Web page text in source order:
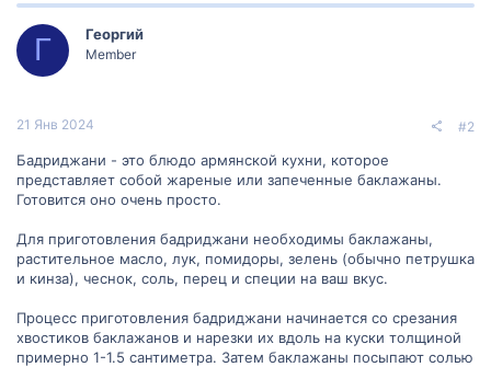
Г Георгий
Member
21 Янв 2024 #2
Бадриджани - это блюдо армянской кухни, которое
представляет собой жареные или запеченные баклажаны.
Готовится оно очень просто.
Для приготовления бадриджани необходимы баклажаны,
растительное масло, лук, помидоры, зелень (обычно петрушка
и кинза), чеснок, соль, перец и специи на ваш вкус.
Процесс приготовления бадриджани начинается со срезания
хвостиков баклажанов и нарезки их вдоль на куски толщиной
примерно 1-1.5 сантиметра. Затем баклажаны посыпают солью